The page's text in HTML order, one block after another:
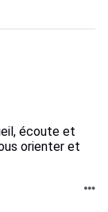
écoute et
orienter et